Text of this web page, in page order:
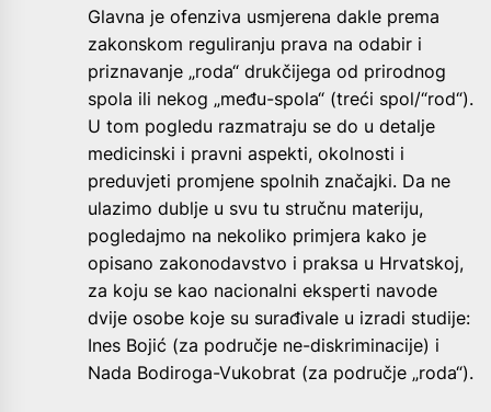
Glavna je ofenziva usmjerena dakle prema
zakonskom reguliranju prava na odabir i
priznavanje „roda“ drukčijega od prirodnog
spola ili nekog „među-spola“ (treći spol/“rod“).
U tom pogledu razmatraju se do u detalje
medicinski i pravni aspekti, okolnosti i
preduvjeti promjene spolnih značajki. Da ne
ulazimo dublje u svu tu stručnu materiju,
pogledajmo na nekoliko primjera kako je
opisano zakonodavstvo i praksa u Hrvatskoj,
za koju se kao nacionalni eksperti navode
dvije osobe koje su surađivale u izradi studije:
Ines Bojić (za područje ne-diskriminacije) i
Nada Bodiroga-Vukobrat (za područje „roda“).